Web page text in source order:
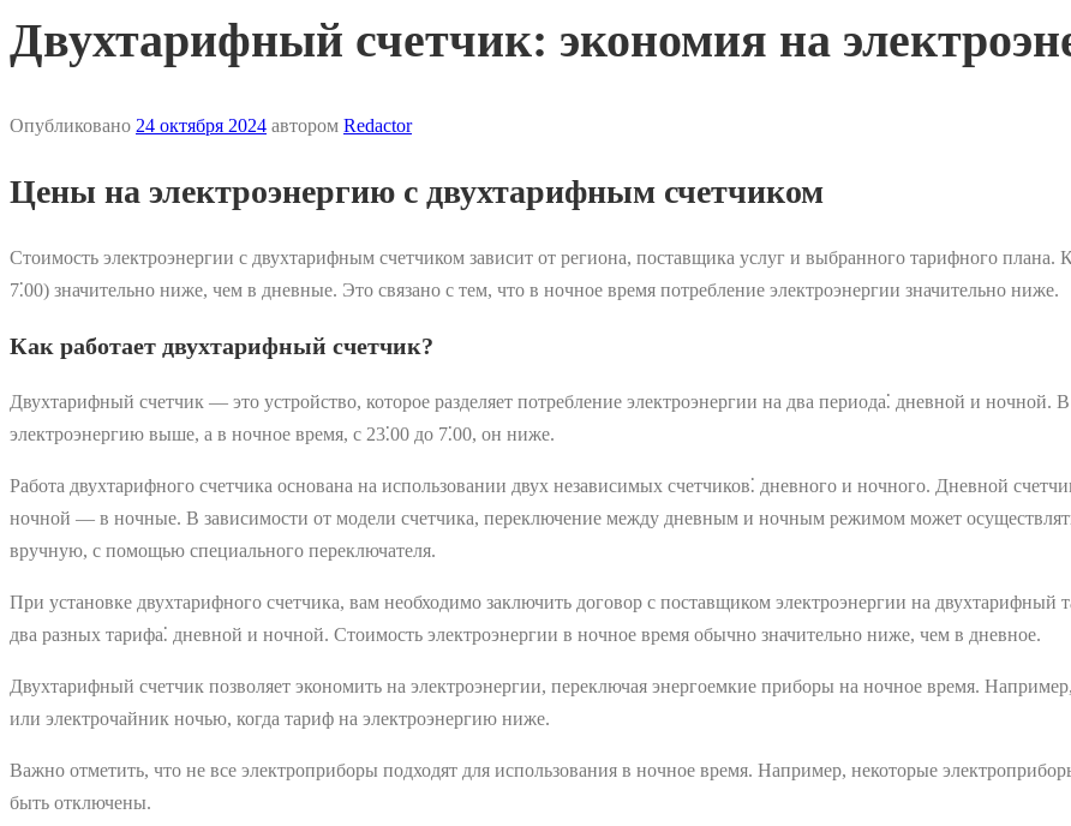
Двухтарифный счетчик: экономия на
Опубликовано 24 октября 2024 автором Redactor
Цены на электроэнергию с двухтарифным счетчиком
Стоимость электроэнергии с двухтарифным счетчиком зависит от региона, поставщика услуг и выбранного тарифного
7⁚00) значительно ниже, чем в дневные. Это связано с тем, что в ночное время потребление электроэнергии значительно ниже.
Как работает двухтарифный счетчик?
Двухтарифный счетчик — это устройство, которое разделяет потребление электроэнергии на два периода⁚ дневной и ночной.
электроэнергию выше, а в ночное время, с 23⁚00 до 7⁚00, он ниже.
Работа двухтарифного счетчика основана на использовании двух независимых счетчиков⁚ дневного и ночного. Дневной
ночной — в ночные. В зависимости от модели счетчика, переключение между дневным и ночным режимом может
вручную, с помощью специального переключателя.
При установке двухтарифного счетчика, вам необходимо заключить договор с поставщиком электроэнергии на
два разных тарифа⁚ дневной и ночной. Стоимость электроэнергии в ночное время обычно значительно ниже, чем в дневное.
Двухтарифный счетчик позволяет экономить на электроэнергии, переключая энергоемкие приборы на ночное время.
или электрочайник ночью, когда тариф на электроэнергию ниже.
Важно отметить, что не все электроприборы подходят для использования в ночное время. Например, некоторые
быть отключены.